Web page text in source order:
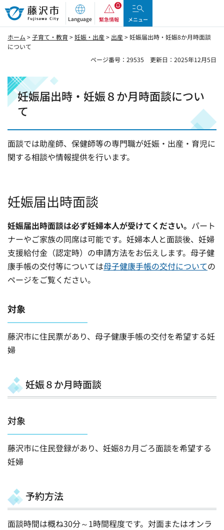
藤沢市
Language 緊急情報 メニュー
ホーム >子育て・教育>妊娠・出産> 出産> 妊娠届出時・妊娠8か月時面談
について
ページ番号：29535
更新日：2025年12月5日
妊娠届出時・妊娠８か月時面談につい
て
面談では助産師、保健師等の専門職が妊娠・出産・育児に
関する相談や情報提供を行います。
妊娠届出時面談
妊娠届出時面談は必ず妊婦本人が受けてください。 パート
ナーやご家族の同席は可能です。妊婦本人と面談後、妊婦
支援給付金（認定時）の申請方法をお伝えします。母子健
康手帳の交付等については母子健康手帳の交付についての
ページをご覧ください。
対象
藤沢市に住民票があり、母子健康手帳の交付を希望する妊
婦
妊娠８か月時面談
対象
藤沢市に住民登録があり、妊娠8カ月ごろ面談を希望する
妊婦
予約方法​​​​​​
面談時間は概ね30分～1時間程度です。対面またはオンラ